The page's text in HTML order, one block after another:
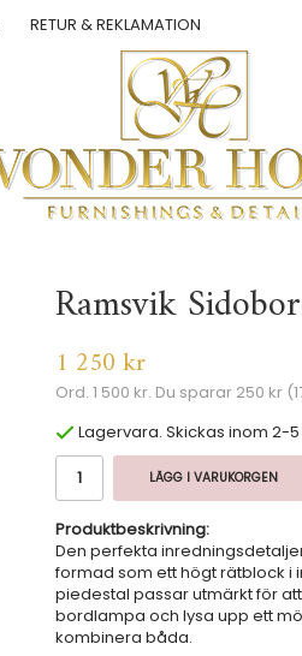
RETUR & REKLAMATION
Ramsvik
1 250 kr
Ord. 1 500 kr. Du sparar 250 kr (
Lagervara. Skickas inom 2-
LÄGG I VARUKORGEN
Produktbeskrivning:
Den perfekta
formad som ett högt rätblock i
piedestal passar utmärkt för
bordlampa och lysa upp ett
kombinera båda.